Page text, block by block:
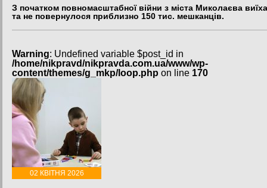
З початком повномасштабної війни з міста Миколаєва
та не повернулося приблизно 150 тис. мешканців.
Warning: Undefined variable $post_id in
/home/nikpravd/nikpravda.com.ua/www/wp-
content/themes/g_mkp/loop.php on line 170
02 КВІТНЯ 2026